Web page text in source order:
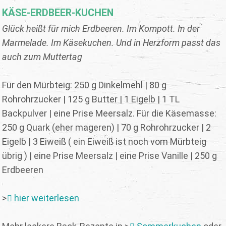
KÄSE-ERDBEER-KUCHEN
Glück heißt für mich Erdbeeren. Im Kompott. In der
Marmelade. Im Käsekuchen. Und in Herzform passt das
auch zum Muttertag
Für den Mürbteig: 250 g Dinkelmehl | 80 g
Rohrohrzucker | 125 g Butter | 1 Eigelb | 1 TL
Backpulver | eine Prise Meersalz. Für die Käsemasse:
250 g Quark (eher mageren) | 70 g Rohrohrzucker | 2
Eigelb | 3 Eiweiß ( ein Eiweiß ist noch vom Mürbteig
übrig ) | eine Prise Meersalz | eine Prise Vanille | 250 g
Erdbeeren
> hier weiterlesen